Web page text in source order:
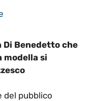
Di Benedetto che
modella si
del pubblico